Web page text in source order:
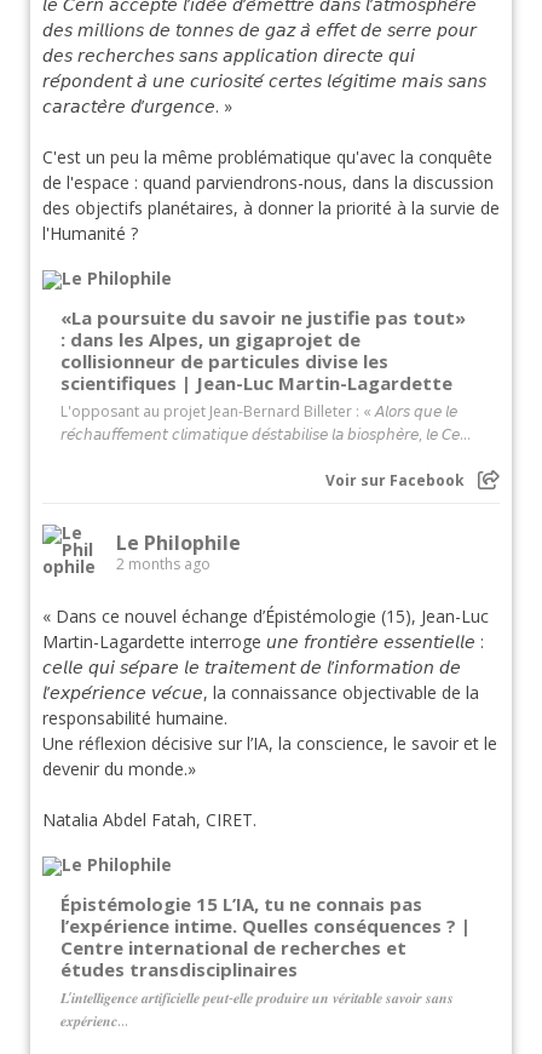
𝘥𝘦𝘴 𝘮𝘪𝘭𝘭𝘪𝘰𝘯𝘴 𝘥𝘦 𝘵𝘰𝘯𝘯𝘦𝘴 𝘥𝘦 𝘨𝘢𝘻 𝘢̀ 𝘦𝘧𝘧𝘦𝘵 𝘥𝘦 𝘴𝘦𝘳𝘳𝘦 𝘱𝘰𝘶𝘳
𝘥𝘦𝘴 𝘳𝘦𝘤𝘩𝘦𝘳𝘤𝘩𝘦𝘴 𝘴𝘢𝘯𝘴 𝘢𝘱𝘱𝘭𝘪𝘤𝘢𝘵𝘪𝘰𝘯 𝘥𝘪𝘳𝘦𝘤𝘵𝘦 𝘲𝘶𝘪
𝘳𝘦́𝘱𝘰𝘯𝘥𝘦𝘯𝘵 𝘢̀ 𝘶𝘯𝘦 𝘤𝘶𝘳𝘪𝘰𝘴𝘪𝘵𝘦́ 𝘤𝘦𝘳𝘵𝘦𝘴 𝘭𝘦́𝘨𝘪𝘵𝘪𝘮𝘦 𝘮𝘢𝘪𝘴 𝘴𝘢𝘯𝘴
𝘤𝘢𝘳𝘢𝘤𝘵𝘦̀𝘳𝘦 𝘥’𝘶𝘳𝘨𝘦𝘯𝘤𝘦. »
C'est un peu la même problématique qu'avec la conquête
de l'espace : quand parviendrons-nous, dans la discussion
des objectifs planétaires, à donner la priorité à la survie de
l'Humanité ?
«La poursuite du savoir ne justifie pas tout»
: dans les Alpes, un gigaprojet de
collisionneur de particules divise les
scientifiques | Jean-Luc Martin-Lagardette
L'opposant au projet Jean-Bernard Billeter : « 𝘈𝘭𝘰𝘳𝘴 𝘲𝘶𝘦 𝘭𝘦
𝘳𝘦́𝘤𝘩𝘢𝘶𝘧𝘧𝘦𝘮𝘦𝘯𝘵 𝘤𝘭𝘪𝘮𝘢𝘵𝘪𝘲𝘶𝘦 𝘥𝘦́𝘴𝘵𝘢𝘣𝘪𝘭𝘪𝘴𝘦 𝘭𝘢 𝘣𝘪𝘰𝘴𝘱𝘩𝘦̀𝘳𝘦, 𝘭𝘦 𝘊𝘦...
Voir sur Facebook
Le Philophile
2 months ago
« Dans ce nouvel échange d’Épistémologie (15), Jean-Luc
Martin-Lagardette interroge 𝘶𝘯𝘦 𝘧𝘳𝘰𝘯𝘵𝘪𝘦̀𝘳𝘦 𝘦𝘴𝘴𝘦𝘯𝘵𝘪𝘦𝘭𝘭𝘦 :
𝘤𝘦𝘭𝘭𝘦 𝘲𝘶𝘪 𝘴𝘦́𝘱𝘢𝘳𝘦 𝘭𝘦 𝘵𝘳𝘢𝘪𝘵𝘦𝘮𝘦𝘯𝘵 𝘥𝘦 𝘭’𝘪𝘯𝘧𝘰𝘳𝘮𝘢𝘵𝘪𝘰𝘯 𝘥𝘦
𝘭’𝘦𝘹𝘱𝘦́𝘳𝘪𝘦𝘯𝘤𝘦 𝘷𝘦́𝘤𝘶𝘦, la connaissance objectivable de la
responsabilité humaine.
Une réflexion décisive sur l’IA, la conscience, le savoir et le
devenir du monde.»
Natalia Abdel Fatah, CIRET.
Épistémologie 15 L’IA, tu ne connais pas
l’expérience intime. Quelles conséquences ? |
Centre international de recherches et
études transdisciplinaires
𝑳’𝒊𝒏𝒕𝒆𝒍𝒍𝒊𝒈𝒆𝒏𝒄𝒆 𝒂𝒓𝒕𝒊𝒇𝒊𝒄𝒊𝒆𝒍𝒍𝒆 𝒑𝒆𝒖𝒕-𝒆𝒍𝒍𝒆 𝒑𝒓𝒐𝒅𝒖𝒊𝒓𝒆 𝒖𝒏 𝒗𝒆́𝒓𝒊𝒕𝒂𝒃𝒍𝒆 𝒔𝒂𝒗𝒐𝒊𝒓 𝒔𝒂𝒏𝒔
𝒆𝒙𝒑𝒆́𝒓𝒊𝒆𝒏𝒄...